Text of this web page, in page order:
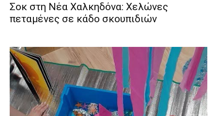
Σοκ στη Νέα Χαλκηδόνα: Χελώνες
πεταμένες σε κάδο σκουπιδιών